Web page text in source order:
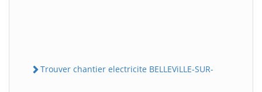
Trouver chantier electricite BELLEViLLE-SUR-